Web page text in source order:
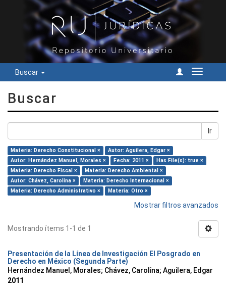
Buscar
Cambiar
Buscar
Ir
Materia: Derecho Constitucional ×
Autor: Aguilera, Edgar ×
Autor: Hernández Manuel, Morales ×
Fecha: 2011 ×
Has File(s): true ×
Materia: Derecho Fiscal ×
Materia: Derecho Ambiental ×
Autor: Chávez, Carolina ×
Materia: Derecho Internacional ×
Materia: Derecho Administrativo ×
Materia: Otro ×
Mostrar filtros avanzados
Mostrando ítems 1-1 de 1
Presentación de la Línea de Investigación El Posgrado en
Derecho en México (Segunda Parte)
Hernández Manuel, Morales; Chávez, Carolina; Aguilera, Edgar
2011